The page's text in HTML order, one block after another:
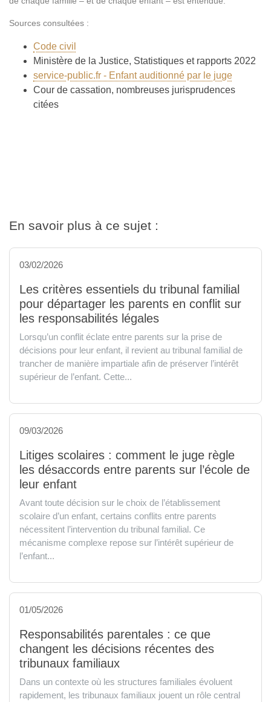
Sources consultées :
Code civil
Ministère de la Justice, Statistiques et rapports 2022
service-public.fr - Enfant auditionné par le juge
Cour de cassation, nombreuses jurisprudences
citées
En savoir plus à ce sujet :
03/02/2026
Les critères essentiels du tribunal familial
pour départager les parents en conflit sur
les responsabilités légales
Lorsqu’un conflit éclate entre parents sur la prise de
décisions pour leur enfant, il revient au tribunal familial de
trancher de manière impartiale afin de préserver l’intérêt
supérieur de l’enfant. Cette...
09/03/2026
Litiges scolaires : comment le juge règle
les désaccords entre parents sur l’école de
leur enfant
Avant toute décision sur le choix de l’établissement
scolaire d’un enfant, certains conflits entre parents
nécessitent l’intervention du tribunal familial. Ce
mécanisme complexe repose sur l’intérêt supérieur de
l’enfant...
01/05/2026
Responsabilités parentales : ce que
changent les décisions récentes des
tribunaux familiaux
Dans un contexte où les structures familiales évoluent
rapidement, les tribunaux familiaux jouent un rôle central